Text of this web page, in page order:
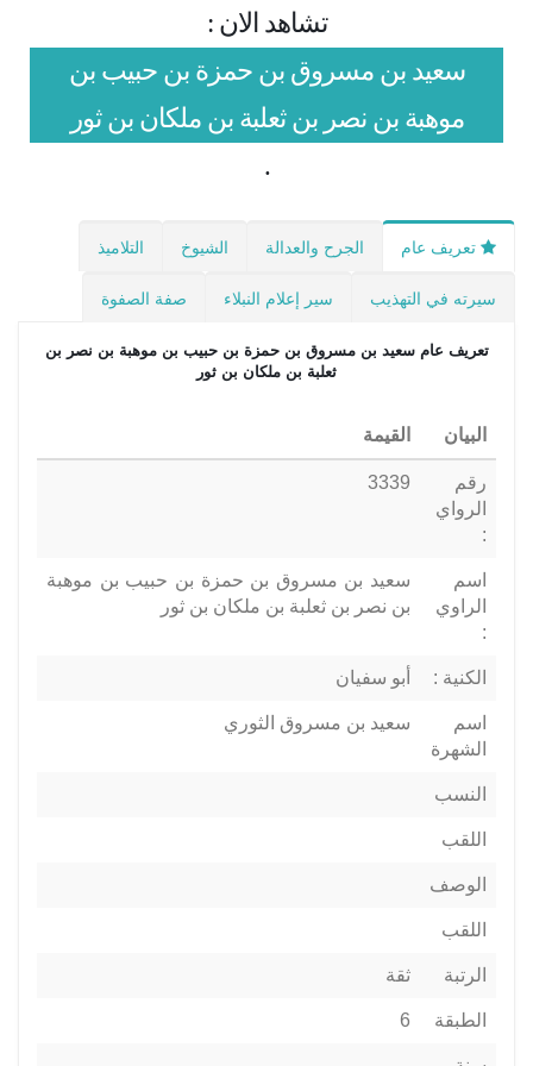
تشاهد الان :
سعيد بن مسروق بن حمزة بن حبيب بن
موهبة بن نصر بن ثعلبة بن ملكان بن ثور
.
تعريف عام الجرح والعدالة الشيوخ التلاميذ
سيرته في التهذيب سير إعلام النبلاء صفة الصفوة
تعريف عامسعيد بن مسروق بن حمزة بن حبيب بن موهبة بن نصر بن
ثعلبة بن ملكان بن ثور
البيان القيمة
رقم
الرواي
:
3339
اسم
الراوي
:
سعيد بن مسروق بن حمزة بن حبيب بن موهبة
بن نصر بن ثعلبة بن ملكان بن ثور
الكنية : أبو سفيان
اسم
الشهرة
سعيد بن مسروق الثوري
النسب
اللقب
الوصف
اللقب
الرتبة ثقة
الطبقة 6